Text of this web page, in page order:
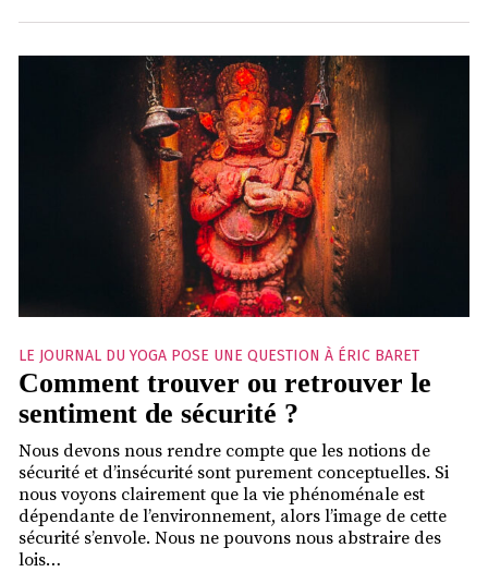
LE JOURNAL DU YOGA POSE UNE QUESTION À ÉRIC BARET
Comment trouver ou retrouver le
sentiment de sécurité ?
Nous devons nous rendre compte que les notions de
sécurité et d’insécurité sont purement conceptuelles. Si
nous voyons clairement que la vie phénoménale est
dépendante de l’environnement, alors l’image de cette
sécurité s’envole. Nous ne pouvons nous abstraire des
lois…